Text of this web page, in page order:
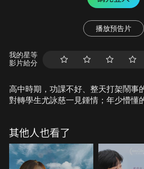
播放預告片
我的星等
影片給分
高中時期，功課不好、整天打架鬧事
對轉學生尤詠慈一見鍾情；年少懵懂
開……
其他人也看了